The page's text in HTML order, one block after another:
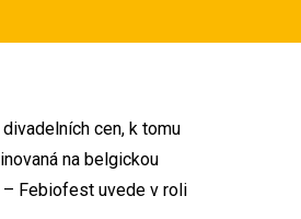
cen, k tomu
na belgickou
Febiofest uvede v roli